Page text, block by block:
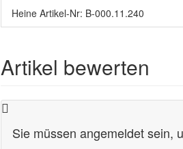
Heine Artikel-Nr: B-000.11.240
Artikel bewerten
Sie müssen angemeldet sein,